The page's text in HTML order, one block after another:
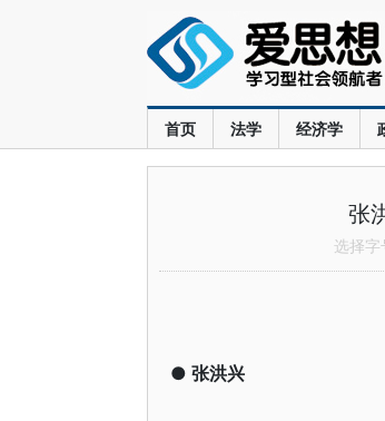
首页 法学 经济学
张
选择字
● 张洪兴